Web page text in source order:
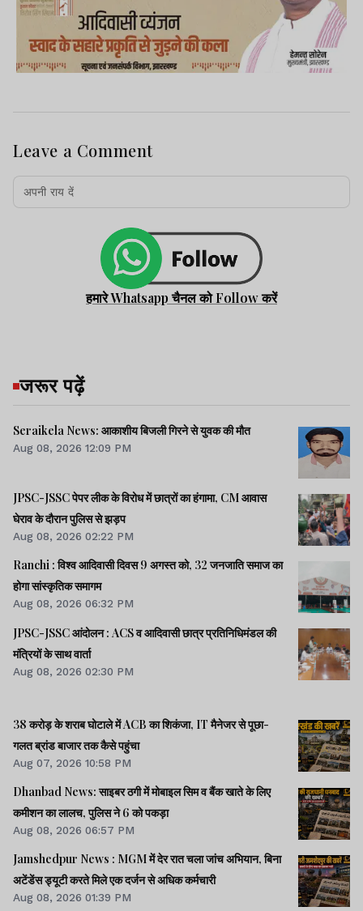
Leave a Comment
हमारे Whatsapp चैनल को Follow करें
जरूर पढ़ें
Seraikela News: आकाशीय बिजली गिरने से युवक की मौत
Aug 08, 2026 12:09 PM
JPSC-JSSC पेपर लीक के विरोध में छात्रों का हंगामा, CM आवास
घेराव के दौरान पुलिस से झड़प
Aug 08, 2026 02:22 PM
Ranchi : विश्व आदिवासी दिवस 9 अगस्त को, 32 जनजाति समाज का
होगा सांस्कृतिक समागम
Aug 08, 2026 06:32 PM
JPSC-JSSC आंदोलन : ACS व आदिवासी छात्र प्रतिनिधिमंडल की
मंत्रियों के साथ वार्ता
Aug 08, 2026 02:30 PM
38 करोड़ के शराब घोटाले में ACB का शिकंजा, IT मैनेजर से पूछा-
गलत ब्रांड बाजार तक कैसे पहुंचा
Aug 07, 2026 10:58 PM
Dhanbad News: साइबर ठगी में मोबाइल सिम व बैंक खाते के लिए
कमीशन का लालच, पुलिस ने 6 को पकड़ा
Aug 08, 2026 06:57 PM
Jamshedpur News : MGM में देर रात चला जांच अभियान, बिना
अटेंडेंस ड्यूटी करते मिले एक दर्जन से अधिक कर्मचारी
Aug 08, 2026 01:39 PM